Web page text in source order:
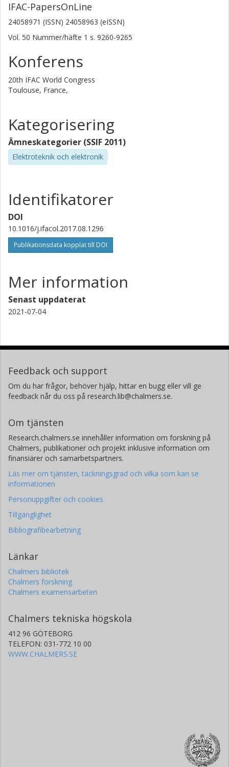
IFAC-PapersOnLine
24058971 (ISSN) 24058963 (eISSN)
Vol. 50 Nummer/häfte 1 s. 9260-9265
Konferens
20th IFAC World Congress
Toulouse, France,
Kategorisering
Ämneskategorier (SSIF 2011)
Elektroteknik och elektronik
Identifikatorer
DOI
10.1016/j.ifacol.2017.08.1296
Publikationsdata kopplat till DOI
Mer information
Senast uppdaterat
2021-07-04
Feedback och support
Om du har frågor, behöver hjälp, hittar en bugg eller vill ge
feedback når du oss på research.lib@chalmers.se.
Om tjänsten
Research.chalmers.se innehåller information om forskning på
Chalmers, publikationer och projekt inklusive information om
finansiärer och samarbetspartners.
Läs mer om tjänsten, täckningsgrad och vilka som kan se
informationen
Personuppgifter och cookies
Tillgänglighet
Bibliografibearbetning
Länkar
Chalmers bibliotek
Chalmers forskning
Chalmers examensarbeten
Chalmers tekniska högskola
412 96 GÖTEBORG
TELEFON: 031-772 10 00
WWW.CHALMERS.SE